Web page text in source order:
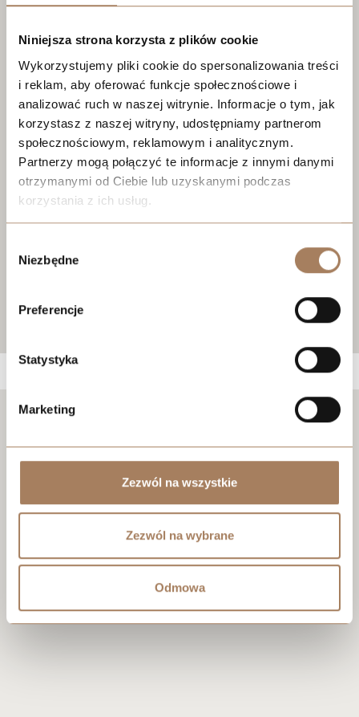
Niniejsza strona korzysta z plików cookie
Wykorzystujemy pliki cookie do spersonalizowania treści
i reklam, aby oferować funkcje społecznościowe i
analizować ruch w naszej witrynie. Informacje o tym, jak
korzystasz z naszej witryny, udostępniamy partnerom
społecznościowym, reklamowym i analitycznym.
Partnerzy mogą połączyć te informacje z innymi danymi
otrzymanymi od Ciebie lub uzyskanymi podczas
korzystania z ich usług.
process your information.
zgody
Niezbędne
Preferencje
Statystyka
Marketing
Zezwól na wszystkie
Zezwól na wybrane
Odmowa
Negocjuj cenę